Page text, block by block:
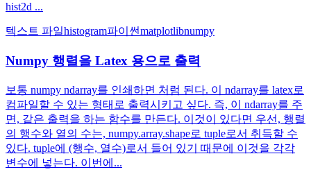
hist2d ...
텍스트 파일histogram파이썬matplotlibnumpy
Numpy 행렬을 Latex 용으로 출력
보통 numpy ndarray를 인쇄하면 처럼 된다. 이 ndarray를 latex로
컴파일할 수 있는 형태로 출력시키고 싶다. 즉, 이 ndarray를 주
면, 같은 출력을 하는 함수를 만든다. 이것이 있다면 우선, 행렬
의 행수와 열의 수는, numpy.array.shape로 tuple로서 취득할 수
있다. tuple에 (행수, 열수)로서 들어 있기 때문에 이것을 각각
변수에 넣는다. 이번에...